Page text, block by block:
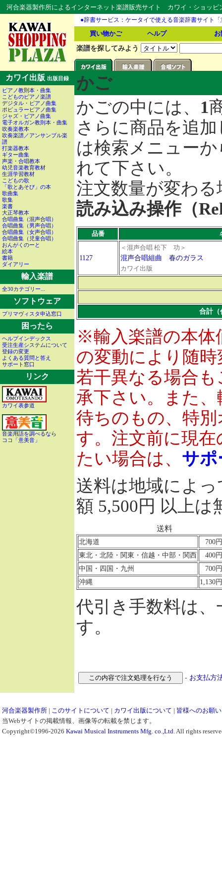
河合楽器製作所によるインターネット楽譜販売サイト カワイ・ショッ
●辞書サービス：ケータイで使える音楽辞書サイト
買い物かご ヘルプ
楽譜を探してみよう
カワイ出版 出版目録
ピアノ教則本・曲集
こどものピアノ楽譜
デジタル・ピアノ曲集
ポピュラーピアノ曲集
ジャズ・ピアノ曲集
電子オルガン教則本・曲集
吹奏楽教本
吹奏楽譜／アンサンブル楽
譜
打楽器教本
ギター曲集
声楽・合唱教本
幼児音楽教育教材
生涯学習教材
こどもの歌
「歌とあそび」の本
歌曲集
歌集
楽書
大正琴教本
合唱曲集（混声合唱）
合唱曲集（男声合唱）
合唱曲集（女声合唱）
合唱曲集（児童合唱）
おんがくのーと
絵本
書籍
ダイアリー
輸入楽譜
全30カテゴリー...
ソフトウェア
プリマヴィスタ申込窓口
困ったら
ヘルプインデックス
受注生産システムについて
登録の変更
よくある質問と答え
サポート窓口
リンク
カワイ表参道
音楽用語を調べるなら
ココ「意美音」
かご
かごの中には、 1
さらに商品を追
は検索メニュー
れて下さい。
注文数量が変わ
読み込み操作（
品番
1127
＜混声合唱 松下 功＞
混声合唱組曲 春のガラス
カワイ出版
合計（
※輸入楽譜の本体
の変動により随
若干異なる場合
承下さい。また
待ちのもの、特
す。注文前に現
たい場合は、 サポ
送料は地域によ
額 5,500円 以上は
送料
北海道
700
東北・北陸・関東・信越・中部・関西
400
中国・四国・九州
700
沖縄
1,130
代引き手数料は
す。
- お支払方
河合楽器製作所 | このサイトについて | カワイ出版について | 皆様へのお願い
当Webサイトの掲載情報、画像等の転載を禁じます。
Copyright©1996-2026 Kawai Musical Instruments Mfg. co.,Ltd.All rights